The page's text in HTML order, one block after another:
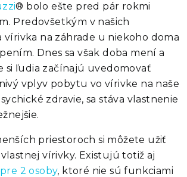
® bolo ešte pred pár rokmi
Predovšetkým v našich
vírivka na záhrade u niekoho doma
Dnes sa však doba mení a
si ľudia začínajú uvedomovať
vplyv pobytu vo vírivke na naše
zdravie, sa stáva vlastnenie
priestoroch si môžete užiť
vírivky. Existujú totiž aj
2 osoby, ktoré nie sú funkciami